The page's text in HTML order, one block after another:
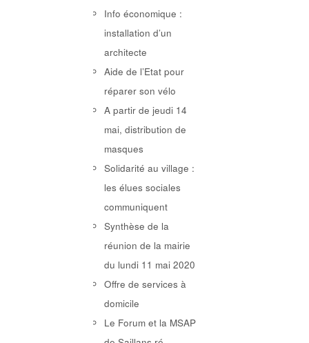
Info économique :
installation d’un
architecte
Aide de l’Etat pour
réparer son vélo
A partir de jeudi 14
mai, distribution de
masques
Solidarité au village :
les élues sociales
communiquent
Synthèse de la
réunion de la mairie
du lundi 11 mai 2020
Offre de services à
domicile
Le Forum et la MSAP